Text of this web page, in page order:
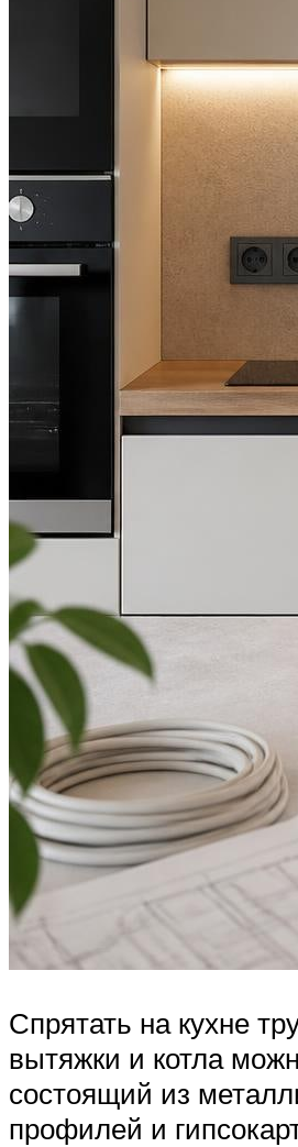
Спрятать на кухне
вытяжки и котла
состоящий из
профилей и